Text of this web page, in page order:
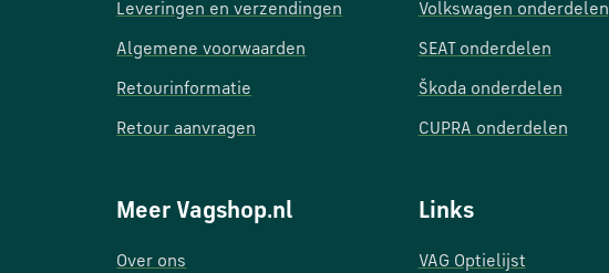
Leveringen en verzendingen
Algemene voorwaarden
Retourinformatie
Retour aanvragen
Meer Vagshop.nl
Over ons
Volkswagen onderdelen
SEAT onderdelen
Škoda onderdelen
CUPRA onderdelen
Links
VAG Optielijst